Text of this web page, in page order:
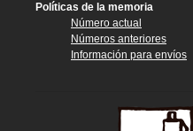
Políticas de la memoria
Número actual
Números anteriores
Información para envíos